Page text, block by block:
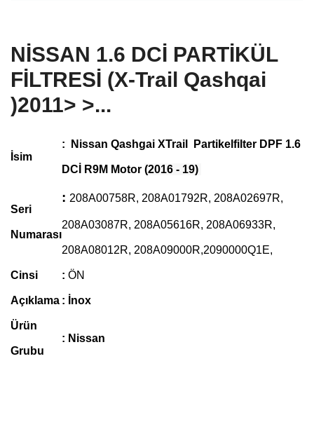
NİSSAN 1.6 DCİ PARTİKÜL
FİLTRESİ (X-Trail Qashqai
)2011> >...
İsim
: Nissan Qashgai XTrail Partikelfilter DPF 1.6
DCİ R9M Motor (2016 - 19)
Seri
Numarası
: 208A00758R, 208A01792R, 208A02697R,
208A03087R, 208A05616R, 208A06933R,
208A08012R, 208A09000R,2090000Q1E,
Cinsi : ÖN
Açıklama : İnox
Ürün
Grubu
: Nissan